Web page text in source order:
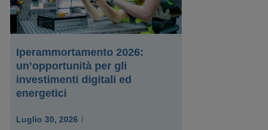
Iperammortamento 2026:
un’opportunità per gli
investimenti digitali ed
energetici
Luglio 30, 2026 /